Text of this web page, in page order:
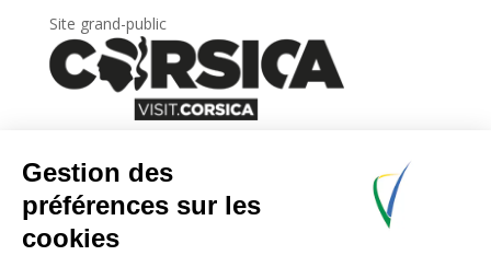
Site grand-public
Newsletter
Inscrivez-vous àla lettre d’information
l’Agence du tourisme de la Corse.